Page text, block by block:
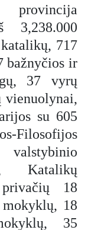
provincija
3,238.000
717
bažnyčios ir
37 vyrų
vienuolynai,
su 605
Filosofijos
Katalikų
18
18
35